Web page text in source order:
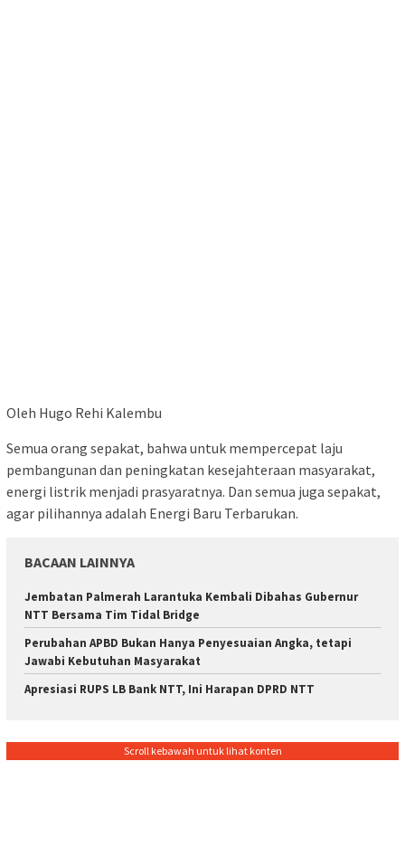
Oleh Hugo Rehi Kalembu
Semua orang sepakat, bahwa untuk mempercepat laju
pembangunan dan peningkatan kesejahteraan masyarakat,
energi listrik menjadi prasyaratnya. Dan semua juga sepakat,
agar pilihannya adalah Energi Baru Terbarukan.
BACAAN LAINNYA
Jembatan Palmerah Larantuka Kembali Dibahas Gubernur
NTT Bersama Tim Tidal Bridge
Perubahan APBD Bukan Hanya Penyesuaian Angka, tetapi
Jawabi Kebutuhan Masyarakat
Apresiasi RUPS LB Bank NTT, Ini Harapan DPRD NTT
Scroll kebawah untuk lihat konten